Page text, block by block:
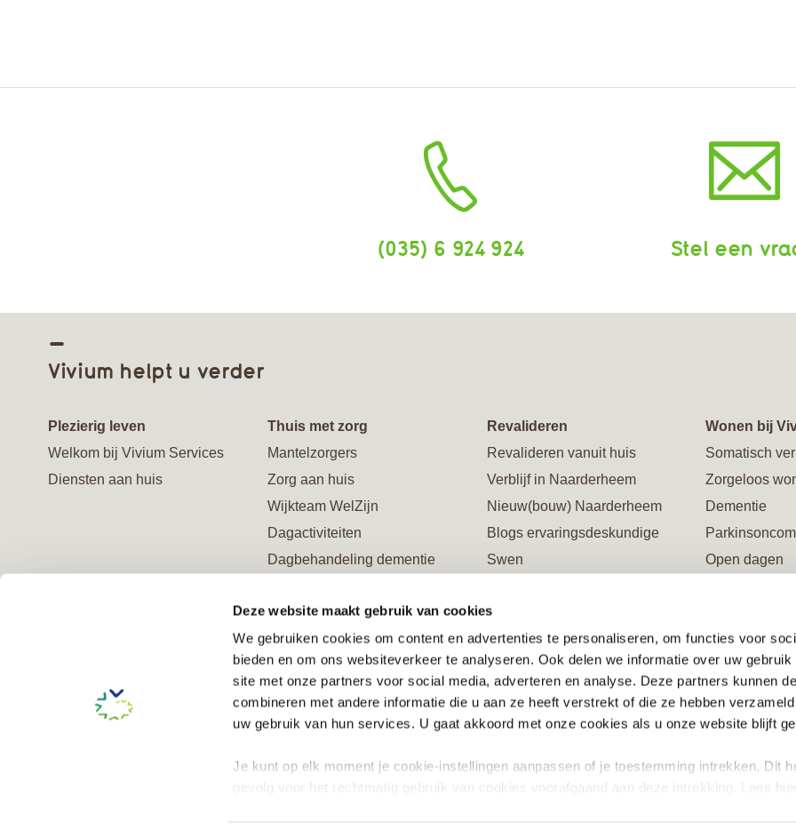
Deze website maakt gebruik van cookies
We gebruiken cookies om content en advertenties te personaliseren, om functies voor
bieden en om ons websiteverkeer te analyseren. Ook delen we informatie over uw gebruik
site met onze partners voor social media, adverteren en analyse. Deze partners kunnen
combineren met andere informatie die u aan ze heeft verstrekt of die ze hebben
uw gebruik van hun services. U gaat akkoord met onze cookies als u onze website blijft
Je kunt op elk moment je cookie-instellingen aanpassen of je toestemming intrekken. Dit
gevolg voor het rechtmatig gebruik van cookies voorafgaand aan deze intrekking. Lees
(035) 6 924 924 Stel een
Vivium helpt u verder
Plezierig leven
Welkom bij Vivium Services
Diensten aan huis
Thuis met zorg
Mantelzorgers
Zorg aan huis
Wijkteam WelZijn
Dagactiviteiten
Dagbehandeling dementie
Advies en behandeling
Verzorgd logeren
Logeeropvang gemeente
Amsterdam (Wmo)
Steun ons en word Vriend
Revalideren
Revalideren vanuit huis
Verblijf in Naarderheem
Nieuw(bouw) Naarderheem
Blogs ervaringsdeskundige
Swen
Verblijf in Flevoburen
Vacatures/opleidingen/stages
Informatiewijzers en brochures
Steun ons en word Vriend
Wonen bij
Somatisch
Zorgeloos
Dementie
Open dagen
Steun ons en